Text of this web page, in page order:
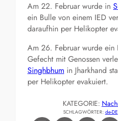
Am 22. Februar wurde in
ein Bulle von einem IED
daraufhin per Helikopter
Am 26. Februar wurde ein
Gefecht mit Genossen
Singhbhum in Jharkhand
per Helikopter evakuiert.
KATEGORIE:
SCHLAGWÖRTER: de-DE